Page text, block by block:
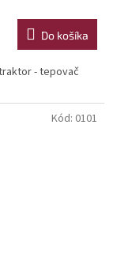
Do košíka
- tepovač
Kód: 0101